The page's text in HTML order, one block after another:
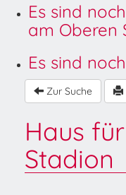
Es sind
am Oberen
Es sind
Zur Suche
Haus
Stadion